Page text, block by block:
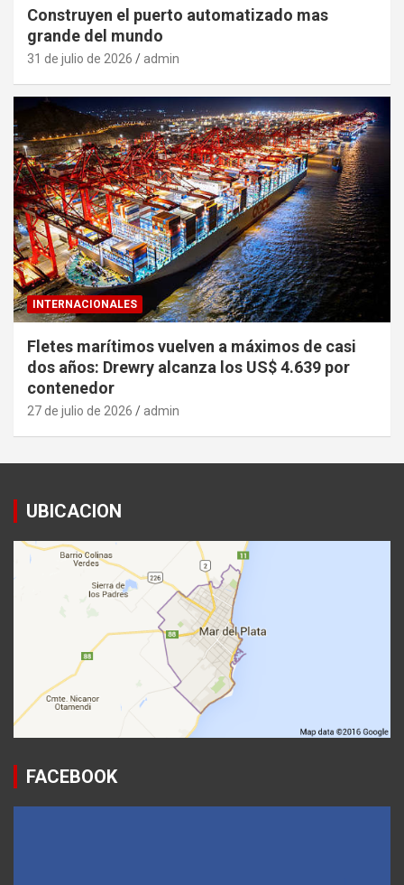
Construyen el puerto automatizado mas
grande del mundo
31 de julio de 2026 admin
INTERNACIONALES
Fletes marítimos vuelven a máximos de casi
dos años: Drewry alcanza los US$ 4.639 por
contenedor
27 de julio de 2026 admin
UBICACION
FACEBOOK